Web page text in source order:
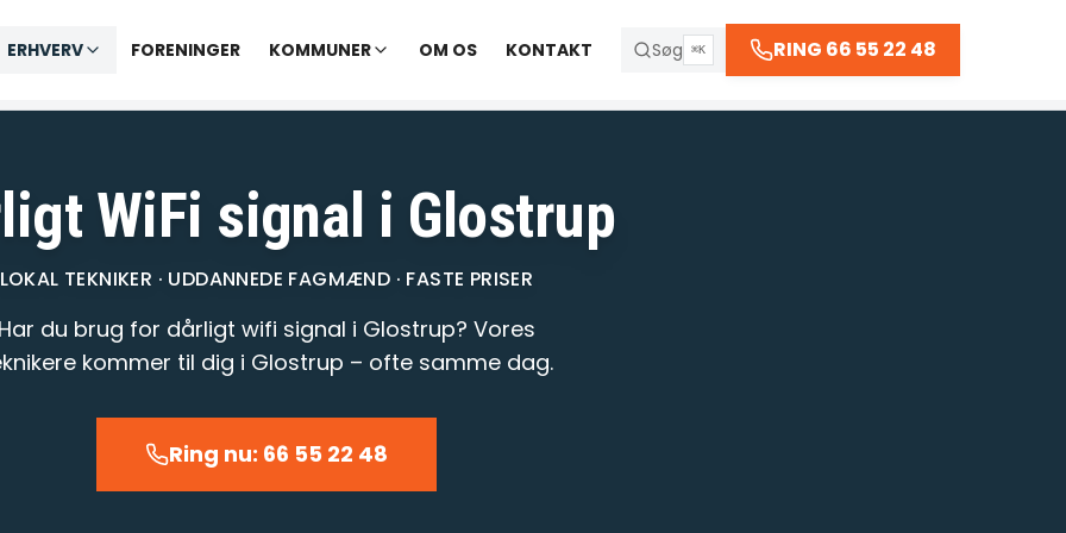
ERHVERV FORENINGER KOMMUNER OM OS KONTAKT Søg ⌘K RING 66 55 22 48
66 55 22 48
WiFi signal i Glostrup
LOKAL TEKNIKER · UDDANNEDE FAGMÆND · FASTE PRISER
du brug for dårligt wifi signal i Glostrup? Vores
kommer til dig i Glostrup – ofte samme dag.
Ring nu: 66 55 22 48